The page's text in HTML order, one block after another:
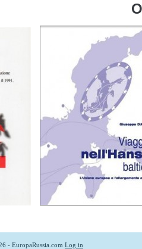
- EuropaRussia.com Log in